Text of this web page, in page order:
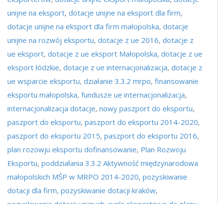
unijne na eksport, dotacje unijne na eksport dla firm,
dotacje unijne na eksport dla firm małopolska, dotacje
unijne na rozwój eksportu, dotacje z ue 2016, dotacje z
ue eksport, dotacje z ue eksport Małopolska, dotacje z ue
eksport łódzkie, dotacje z ue internacjonalizacja, dotacje z
ue wsparcie eksportu, działanie 3.3.2 mrpo, finansowanie
eksportu małopolska, fundusze ue internacjonalizacja,
internacjonalizacja dotacje, nowy paszport do eksportu,
paszport do eksportu, paszport do eksportu 2014-2020,
paszport do eksportu 2015, paszport do eksportu 2016,
plan rozowju eksportu dofinansowanie, Plan Rozwoju
Eksportu, poddziałania 3.3.2 Aktywność międzynarodowa
małopolskich MŚP w MRPO 2014-2020, pozyskiwanie
dotacji dla firm, pozyskiwanie dotacji kraków,